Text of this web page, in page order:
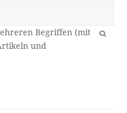
OK